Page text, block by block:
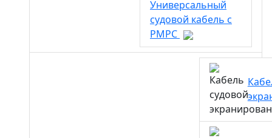
Универсальный
судовой кабель с
РМРС